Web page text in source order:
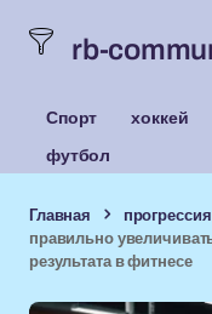
rb-
Спорт хоккей
футбол
Главная
правильно
результата в фитнесе